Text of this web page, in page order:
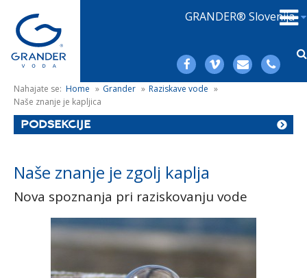
GRANDER® Slovenija
Nahajate se: Home » Grander » Raziskave vode »
Naše znanje je kapljica
PODSEKCIJE
Naše znanje je zgolj kaplja
Nova spoznanja pri raziskovanju vode